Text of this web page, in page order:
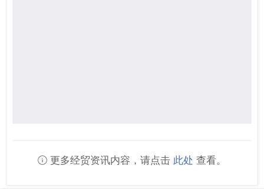
更多经贸资讯内容，请点击 此处 查看。